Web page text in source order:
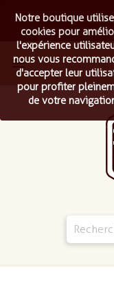

Notre boutique
cookies pour
l'expérience
nous vous
d'accepter leur
pour profiter
de votre